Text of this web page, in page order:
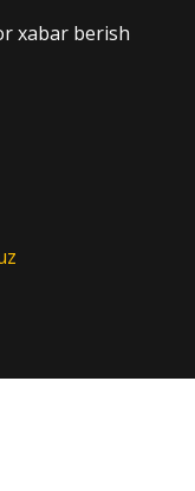
xabar berish